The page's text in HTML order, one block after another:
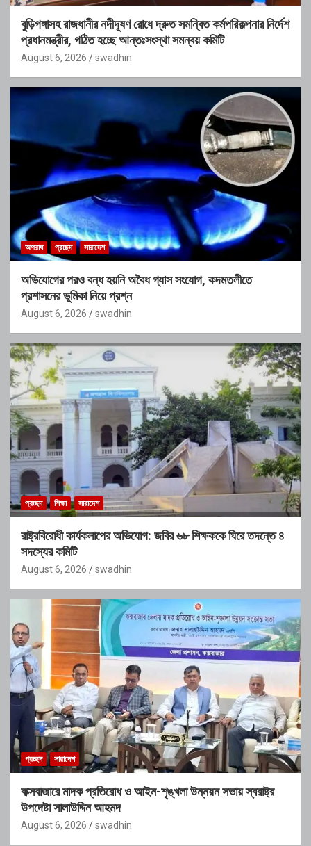
বুড়িগঙ্গাসহ রাজধানীর নদীদূষণ রোধে দ্রুত সমন্বিত কর্মপরিকল্পনার নির্দেশ
প্রধানমন্ত্রীর, গঠিত হচ্ছে আন্তঃসংস্থা সমন্বয় কমিটি
August 6, 2026 swadhin
অপরাধ প্রচ্ছদ সারাদেশ
অভিযোগের পরও বন্ধ হয়নি অবৈধ গ্যাস সংযোগ, কদমতলীতে
প্রশাসনের ভূমিকা নিয়ে প্রশ্ন
August 6, 2026 swadhin
প্রচ্ছদ শিক্ষা সারাদেশ
রাষ্ট্রবিরোধী কার্যকলাপের অভিযোগ: জবির ৬৮ শিক্ষককে ঘিরে তদন্তে ৪
সদস্যের কমিটি
August 6, 2026 swadhin
প্রচ্ছদ সারাদেশ
কক্সবাজারে মাদক প্রতিরোধ ও আইন-শৃঙ্খলা উন্নয়ন সভায় স্বরাষ্ট্র
উপদেষ্টা সালাউদ্দিন আহমদ
August 6, 2026 swadhin